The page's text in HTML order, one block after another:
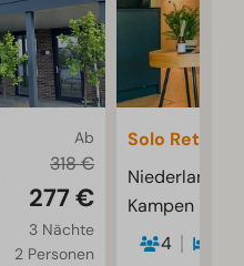
Ab
318 €
277 €
3 Nächte
2 Personen
Solo Retreat
Niederlande,
Kampen
4